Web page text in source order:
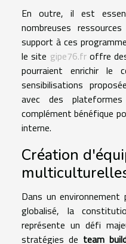
En outre, il est
nombreuses
support à ces
le site gipe76.froffre
pourraient enrichir le
sensibilisations
avec des
complément bénéfique
interne.
Création
Dans un
globalisé, la
représente un défi
stratégies de team